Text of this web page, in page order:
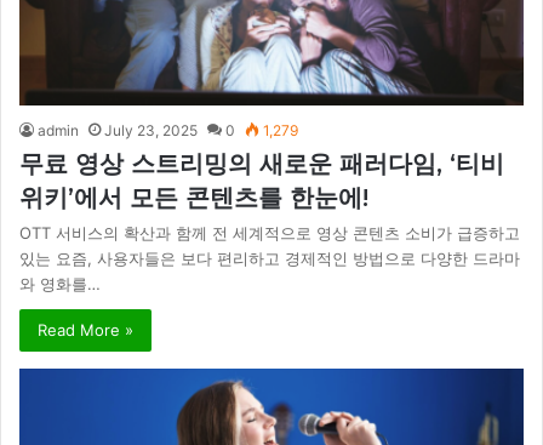
admin July 23, 2025 0 1,279
무료 영상 스트리밍의 새로운 패러다임, ‘티비
위키’에서 모든 콘텐츠를 한눈에!
OTT 서비스의 확산과 함께 전 세계적으로 영상 콘텐츠 소비가 급증하고
있는 요즘, 사용자들은 보다 편리하고 경제적인 방법으로 다양한 드라마
와 영화를…
Read More »